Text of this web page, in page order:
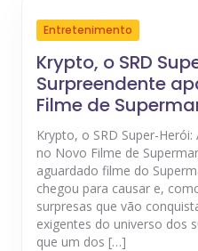
Entretenimento
Krypto, o SRD
Surpreendente
Filme de
Krypto, o SRD Super-
no Novo Filme de
aguardado filme do
chegou para causar e,
surpresas que vão
exigentes do universo dos
que um dos […]